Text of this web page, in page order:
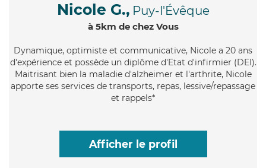
Nicole G., Puy-l'Évêque
à 5km de chez Vous
Dynamique, optimiste et communicative, Nicole a 20 ans
d'expérience et possède un diplôme d'Etat d'infirmier (DEI).
Maitrisant bien la maladie d'alzheimer et l'arthrite, Nicole
apporte ses services de transports, repas, lessive/repassage
et rappels*
Afficher le profil